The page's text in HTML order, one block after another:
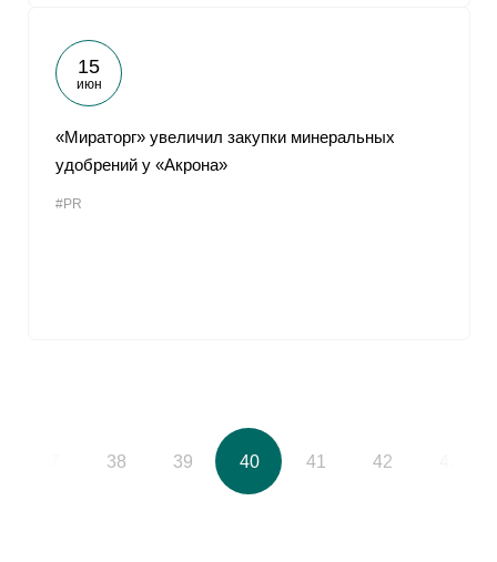
15
июн
«Мираторг» увеличил закупки минеральных
удобрений у «Акрона»
#PR
38 39 40 41 42